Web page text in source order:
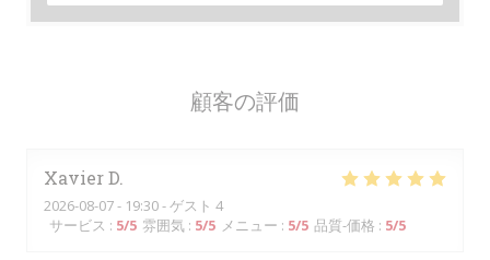
顧客の評価
XavierD
2026-08-07- 19:30 - ゲスト 4
サービス : 5/5 雰囲気 : 5/5 メニュー : 5/5 品質-価格 : 5/5